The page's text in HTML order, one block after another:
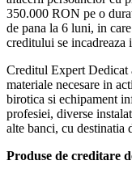
350.000 RON pe o
de pana la 6 luni, in
creditului se
Creditul Expert Dedicat
materiale necesare in
birotica si echipament
profesiei, diverse
alte banci, cu destinatia
Produse de creditare